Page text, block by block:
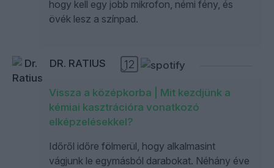
hogy kell egy jobb mikrofon, némi fény, és
övék lesz a színpad.
DR. RATIUS 12
Vissza a középkorba | Mit kezdjünk a
kémiai kasztrációra vonatkozó
elképzelésekkel?
Időről időre fölmerül, hogy alkalmasint
vágjunk le egymásból darabokat. Néhány éve